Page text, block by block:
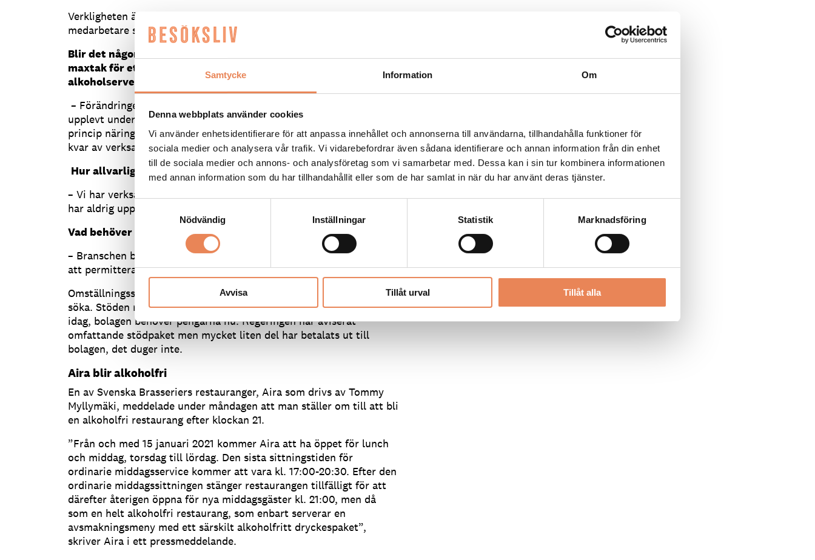
Samtycke Information Om
Denna webbplats använder cookies
Vi använder enhetsidentifierare för att anpassa innehållet och annonserna till användarna, tillhandahålla funktioner för
sociala medier och analysera vår trafik. Vi vidarebefordrar även sådana identifierare och annan information från din enhet
till de sociala medier och annons- och analysföretag som vi samarbetar med. Dessa kan i sin tur kombinera informationen
med annan information som du har tillhandahållit eller som de har samlat in när du har använt deras tjänster.
Samtyckesval
Nödvändig
Inställningar Statistik Marknadsföring
Avvisa Tillåt urval Tillåt alla
Verkligheten är också färre gäster, utökade permitteringar och fler
medarbetare som förlorar jobbet, tillägger han.
Blir det någon större skillnad mot reglerna som gäller nu där
maxtak för ett sällskap är åtta personer och där tidsgränsen för
alkoholservering är klockan 22?
– Förändringen innebär de mest omfattande restriktionerna vi
upplevt under pandemin. Påverkan blir enorm för branschen! Vi får i
princip näringsförbud utan att stöd kommunicerats. Det blir spillror
kvar av verksamheterna.
Hur allvarligt är läget för Svenska Brasserier?
– Vi har verksamheter med historik tillsammans på över 400 år, vi
har aldrig upplevt något liknande.
Vad behöver ni för stödåtgärder för att ta er igenom detta?
– Branschen behöver utökat permitteringsstöd, utöka möjligheten
att permittera till 80 procent igen.
Omställningsstödet behöver förlängas och förenklas att
söka. Stöden måste betalas ut mycket snabbare än vad som sker
idag, bolagen behöver pengarna nu. Regeringen har aviserat
omfattande stödpaket men mycket liten del har betalats ut till
bolagen, det duger inte.
Aira blir alkoholfri
En av Svenska Brasseriers restauranger, Aira som drivs av Tommy
Myllymäki, meddelade under måndagen att man ställer om till att bli
en alkoholfri restaurang efter klockan 21.
”Från och med 15 januari 2021 kommer Aira att ha öppet för lunch
och middag, torsdag till lördag. Den sista sittningstiden för
ordinarie middagsservice kommer att vara kl. 17:00-20:30. Efter den
ordinarie middagssittningen stänger restaurangen tillfälligt för att
därefter återigen öppna för nya middagsgäster kl. 21:00, men då
som en helt alkoholfri restaurang, som enbart serverar en
avsmakningsmeny med ett särskilt alkoholfritt dryckespaket”,
skriver Aira i ett pressmeddelande.